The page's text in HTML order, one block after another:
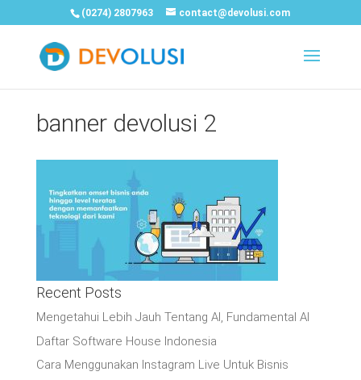
(0274) 2807963 contact@devolusi.com
banner devolusi 2
Recent Posts
Mengetahui Lebih Jauh Tentang AI, Fundamental AI
Daftar Software House Indonesia
Cara Menggunakan Instagram Live Untuk Bisnis